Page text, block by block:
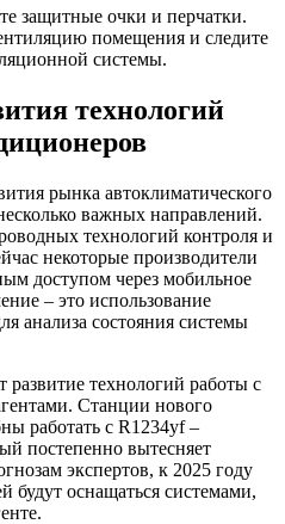
защитные очки и перчатки.
помещения и следите
системы.
технологий
рынка автоклиматического
важных направлений.
технологий контроля и
некоторые производители
доступом через мобильное
– это использование
анализа состояния системы
развитие технологий работы с
Станции нового
работать с R1234yf –
постепенно вытесняет
экспертов, к 2025 году
будут оснащаться системами,